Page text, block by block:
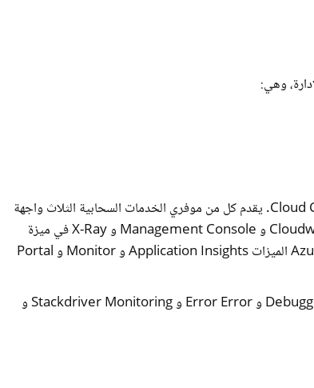
أما جوجل فتوفر Cloud Console for Administration. يقدم كل من موفري الخدمات السحابية الثلاث واجهة
برمجية للفواتير (billing API). تتوفر كل من Cloudwatch و Management Console و X-Ray في ميزة
Cloud Advisor التي تقدمها AWS. فيما تقدم Azure الميزات Application Insights و Monitor و Portal
توفر Cloud Advisor الميزات CloudShell و Debugger و Error Error و Stackdriver Monitoring و